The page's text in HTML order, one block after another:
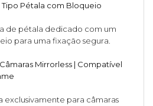
Tipo Pétala com Bloqueio
de pétala dedicado com um
para uma fixação segura.
Mirrorless | Compatível
exclusivamente para câmaras